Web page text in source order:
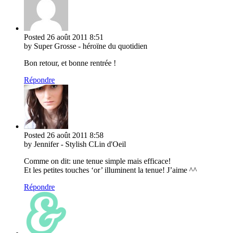
Posted 26 août 2011 8:51
by Super Grosse - héroïne du quotidien
Bon retour, et bonne rentrée !
Répondre
Posted 26 août 2011 8:58
by Jennifer - Stylish CLin d'Oeil
Comme on dit: une tenue simple mais efficace!
Et les petites touches ‘or’ illuminent la tenue! J’aime ^^
Répondre